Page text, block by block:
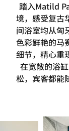
踏入Matild
境，感受复古
间浴室均从匈
色彩鲜艳的马
细节，精心重
在宽敞的浴
松，宾客都能